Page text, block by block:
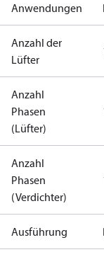
Anwendungen
Anzahl der
Lüfter
Anzahl
Phasen
(Lüfter)
Anzahl
Phasen
(Verdichter)
Ausführung